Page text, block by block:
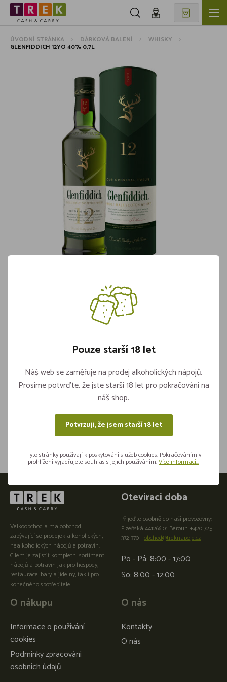
ÚVODNÍ STRÁNKA DÁRKOVÁ BALENÍ WHISKY
GLENFIDDICH 12YO 40% 0,7L
Glenfiddich 12yo 40% 0,7l
1 129,-
Vložit do košíku
Sdílejte na sítích
Velkoobchod a maloobchod
zabývající se prodejek alkoholických,
nealkoholických nápojů a potravin.
Cílem je zajistit kompletní sortiment
nápojů a potravin jak pro hospody,
restaurace, bary a jídelny, tak i pro
konečného spotřebitele.
O nákupu
Informace o používání
cookies
Podmínky zpracování
osobních údajů
O nás
Kontakty
O nás
Otevírací doba
Přijeďte osobně do naší provozovny:
Plzeňská 441266 01 Beroun +420 725
372 370 -obchod@treknapoje.cz
Po - Pá: 8:00 - 17:00
So: 8:00 - 12:00
Pouze starší 18 let
Náš web se zaměřuje na prodej alkoholických nápojů.
Prosíme potvrďte, že jste starší 18 let pro pokračování na
náš shop.
Potvrzuji, že jsem starší 18 let
Tyto stránky používají k poskytování služeb cookies. Pokračováním v
prohlížení vyjadřujete souhlas s jejich používáním.Více informací...